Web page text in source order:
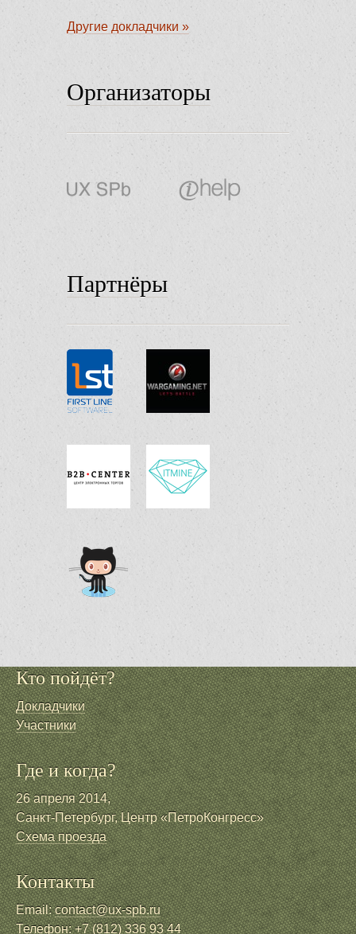
Другие докладчики »
Организаторы
Партнёры
Кто пойдёт?
Докладчики
Участники
Где и когда?
26 апреля 2014,
Санкт-Петербург, Центр «ПетроКонгресс»
Схема проезда
Контакты
Email:contact@ux-spb.ru
Телефон:+7 (812) 336 93 44